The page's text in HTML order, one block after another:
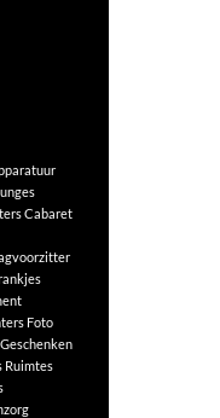
Cabaret
Foto
Geschenken
Ruimtes